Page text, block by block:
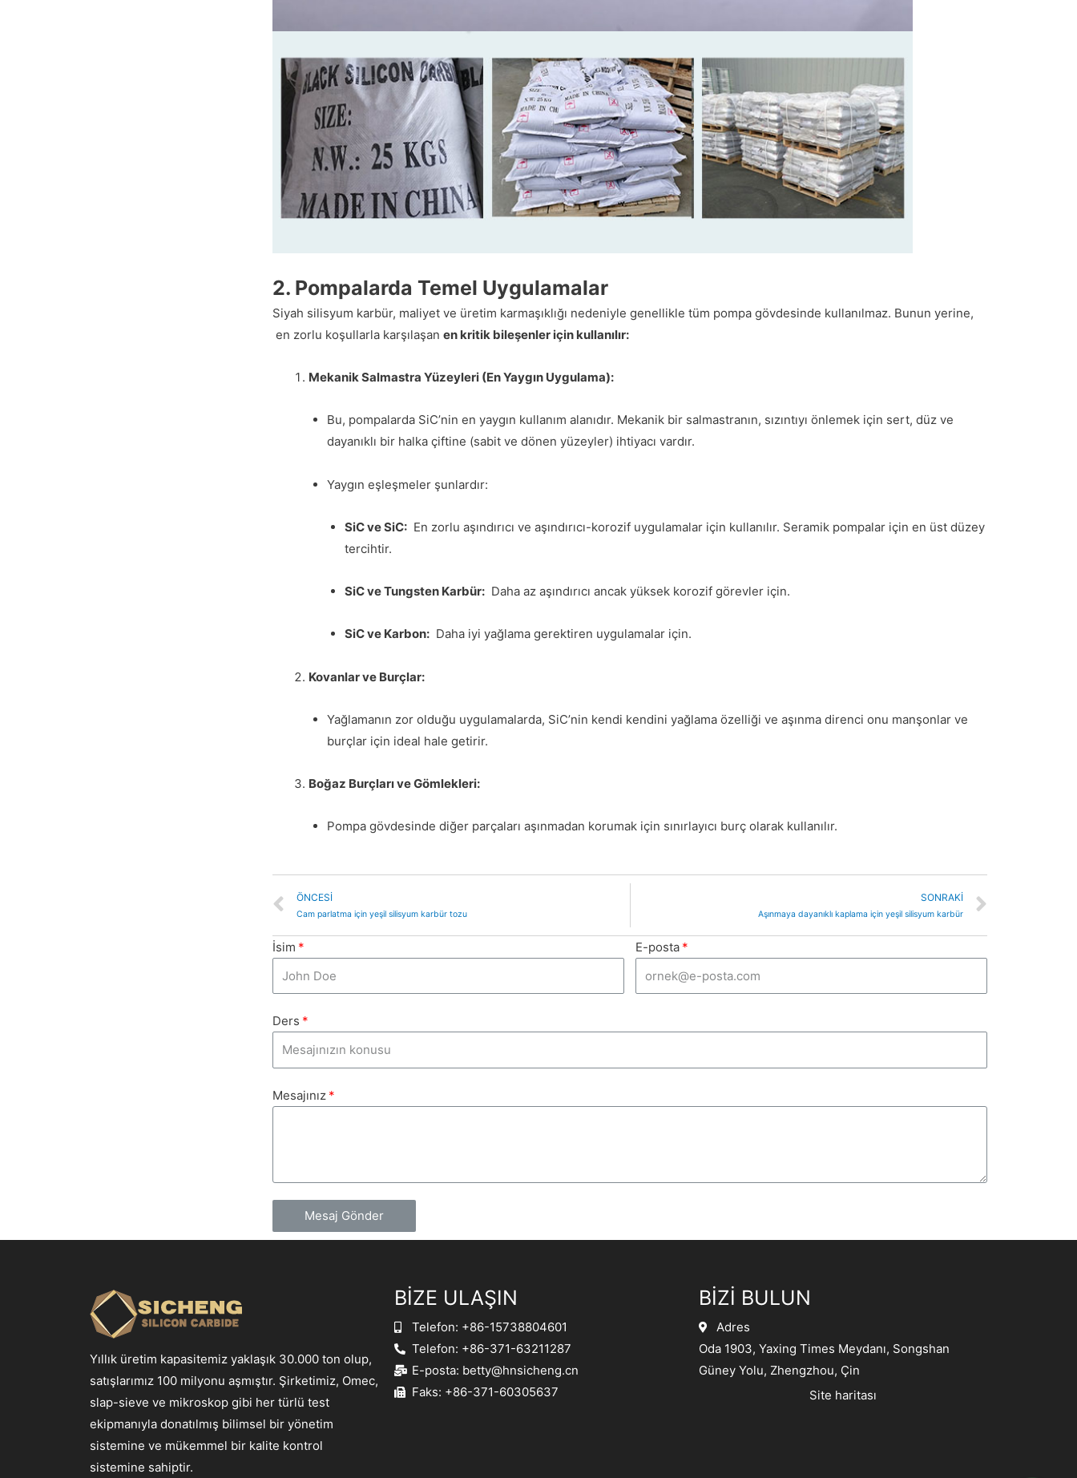
2. Pompalarda Temel Uygulamalar
Siyah silisyum karbür, maliyet ve üretim karmaşıklığı nedeniyle genellikle tüm pompa gövdesinde kullanılmaz. Bunun yerine,
en zorlu koşullarla karşılaşan en kritik bileşenler için kullanılır:
Mekanik Salmastra Yüzeyleri (En Yaygın Uygulama):
Bu, pompalarda SiC’nin en yaygın kullanım alanıdır. Mekanik bir salmastranın, sızıntıyı önlemek için sert, düz ve
dayanıklı bir halka çiftine (sabit ve dönen yüzeyler) ihtiyacı vardır.
Yaygın eşleşmeler şunlardır:
SiC ve SiC: En zorlu aşındırıcı ve aşındırıcı-korozif uygulamalar için kullanılır. Seramik pompalar için en üst düzey
tercihtir.
SiC ve Tungsten Karbür: Daha az aşındırıcı ancak yüksek korozif görevler için.
SiC ve Karbon: Daha iyi yağlama gerektiren uygulamalar için.
Kovanlar ve Burçlar:
Yağlamanın zor olduğu uygulamalarda, SiC’nin kendi kendini yağlama özelliği ve aşınma direnci onu manşonlar ve
burçlar için ideal hale getirir.
Boğaz Burçları ve Gömlekleri:
Pompa gövdesinde diğer parçaları aşınmadan korumak için sınırlayıcı burç olarak kullanılır.
ÖNCESI
Cam parlatma için yeşil silisyum karbür tozu
SONRAKI
Aşınmaya dayanıklı kaplama için yeşil silisyum karbür
İsim E-posta
Ders
Mesajınız
Mesaj Gönder
Yıllık üretim kapasitemiz yaklaşık 30.000 ton olup,
satışlarımız 100 milyonu aşmıştır. Şirketimiz, Omec,
slap-sieve ve mikroskop gibi her türlü test
ekipmanıyla donatılmış bilimsel bir yönetim
sistemine ve mükemmel bir kalite kontrol
sistemine sahiptir.
BİZE ULAŞIN
Telefon: +86-15738804601
Telefon: +86-371-63211287
E-posta: betty@hnsicheng.cn
Faks: +86-371-60305637
BİZİ BULUN
Adres
Oda 1903, Yaxing Times Meydanı, Songshan
Güney Yolu, Zhengzhou, Çin
Site haritası